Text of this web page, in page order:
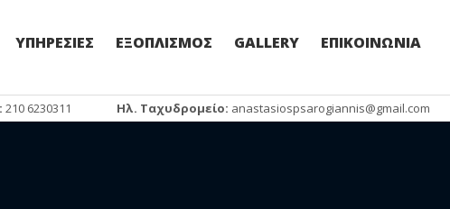
ΥΠΗΡΕΣΙΕΣ ΕΞΟΠΛΙΣΜΟΣ GALLERY ΕΠΙΚΟΙΝΩΝΙΑ
210 6230311 Ηλ. Ταχυδρομείο: anastasiospsarogiannis@gmail.com